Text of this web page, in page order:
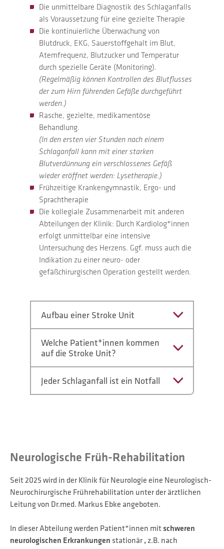
Die unmittelbare Diagnostik des Schlaganfalls
als Voraussetzung für eine gezielte Therapie
Die kontinuierliche Überwachung von
Blutdruck, EKG, Sauerstoffgehalt im Blut,
Atemfrequenz, Blutzucker und Temperatur
durch spezielle Geräte (Monitoring).
(Regelmäßig können Kontrollen des Blutflusses
der zum Hirn führenden Gefäße durchgeführt
werden.)
Rasche, gezielte, medikamentöse
Behandlung.
(In den ersten vier Stunden nach einem
Schlaganfall kann mit einer starken
Blutverdünnung ein verschlossenes Gefäß
wieder eröffnet werden: Lysetherapie.)
Frühzeitige Krankengymnastik, Ergo- und
Sprachtherapie
Die kollegiale Zusammenarbeit mit anderen
Abteilungen der Klinik: Durch Kardiolog*innen
erfolgt unmittelbar eine intensive
Untersuchung des Herzens. Ggf. muss auch die
Indikation zu einer neuro- oder
gefäßchirurgischen Operation gestellt werden.
Aufbau einer Stroke Unit
Welche Patient*innen kommen
auf die Stroke Unit?
Jeder Schlaganfall ist ein Notfall
Neurologische Früh-Rehabilitation
Seit 2025 wird in der Klinik für Neurologie eine Neurologisch-
Neurochirurgische Frührehabilitation unter der ärztlichen
Leitung von Dr.med. Markus Ebke angeboten.
In dieser Abteilung werden Patient*innen mitschweren
neurologischen Erkrankungen stationär,z.B. nach